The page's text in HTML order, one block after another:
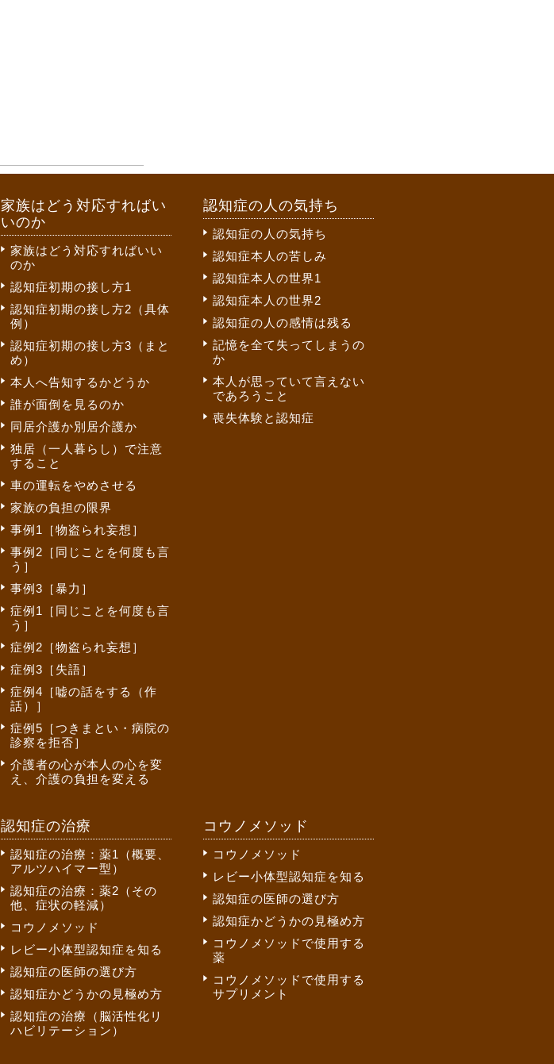
家族はどう対応すればい
いのか
家族はどう対応すればいい
のか
認知症初期の接し方1
認知症初期の接し方2（具体
例）
認知症初期の接し方3（まと
め）
本人へ告知するかどうか
誰が面倒を見るのか
同居介護か別居介護か
独居（一人暮らし）で注意
すること
車の運転をやめさせる
家族の負担の限界
事例1［物盗られ妄想］
事例2［同じことを何度も言
う］
事例3［暴力］
症例1［同じことを何度も言
う］
症例2［物盗られ妄想］
症例3［失語］
症例4［嘘の話をする（作
話）］
症例5［つきまとい・病院の
診察を拒否］
介護者の心が本人の心を変
え、介護の負担を変える
認知症の人の気持ち
認知症の人の気持ち
認知症本人の苦しみ
認知症本人の世界1
認知症本人の世界2
認知症の人の感情は残る
記憶を全て失ってしまうの
か
本人が思っていて言えない
であろうこと
喪失体験と認知症
認知症の治療
認知症の治療：薬1（概要、
アルツハイマー型）
認知症の治療：薬2（その
他、症状の軽減）
コウノメソッド
レビー小体型認知症を知る
認知症の医師の選び方
認知症かどうかの見極め方
認知症の治療（脳活性化リ
ハビリテーション）
コウノメソッド
コウノメソッド
レビー小体型認知症を知る
認知症の医師の選び方
認知症かどうかの見極め方
コウノメソッドで使用する
薬
コウノメソッドで使用する
サプリメント